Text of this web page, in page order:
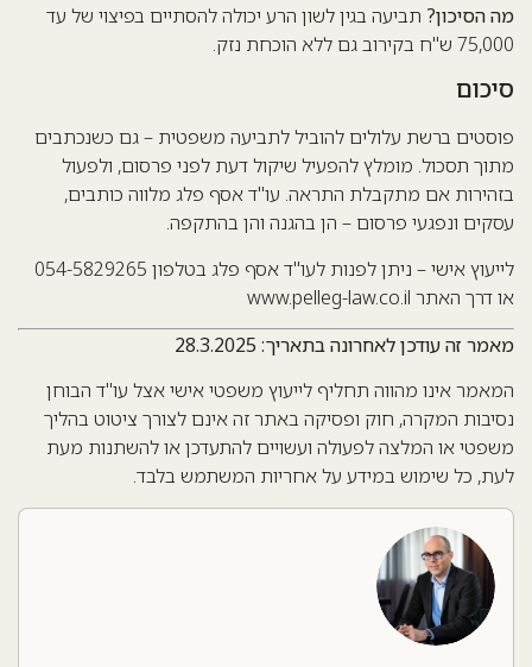
מה הסיכון? תביעה בגין לשון הרע יכולה להסתיים בפיצוי של עד
75,000 ש"ח בקירוב גם ללא הוכחת נזק.
סיכום
פוסטים ברשת עלולים להוביל לתביעה משפטית – גם כשנכתבים
מתוך תסכול. מומלץ להפעיל שיקול דעת לפני פרסום, ולפעול
בזהירות אם מתקבלת התראה. עו"ד אסף פלג מלווה כותבים,
עסקים ונפגעי פרסום – הן בהגנה והן בהתקפה.
לייעוץ אישי – ניתן לפנות לעו"ד אסף פלג בטלפון 054-5829265
או דרך האתר www.pelleg-law.co.il
מאמר זה עודכן לאחרונה בתאריך: 28.3.2025
המאמר אינו מהווה תחליף לייעוץ משפטי אישי אצל עו"ד הבוחן
נסיבות המקרה, חוק ופסיקה באתר זה אינם לצורך ציטוט בהליך
משפטי או המלצה לפעולה ועשויים להתעדכן או להשתנות מעת
לעת, כל שימוש במידע על אחריות המשתמש בלבד.